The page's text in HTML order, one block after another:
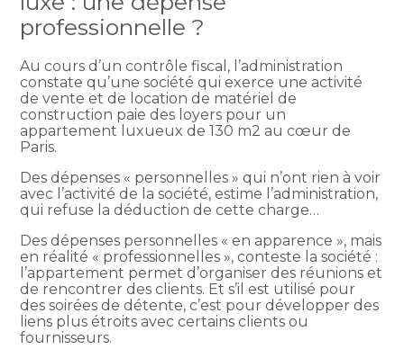
professionnelle ?
Au cours d’un contrôle fiscal, l’administration
constate qu’une société qui exerce une activité
de vente et de location de matériel de
construction paie des loyers pour un
appartement luxueux de 130 m2 au cœur de
Paris.
Des dépenses « personnelles » qui n’ont rien à voir
avec l’activité de la société, estime l’administration,
qui refuse la déduction de cette charge…
Des dépenses personnelles « en apparence », mais
en réalité « professionnelles », conteste la société :
l’appartement permet d’organiser des réunions et
de rencontrer des clients. Et s’il est utilisé pour
des soirées de détente, c’est pour développer des
liens plus étroits avec certains clients ou
fournisseurs.